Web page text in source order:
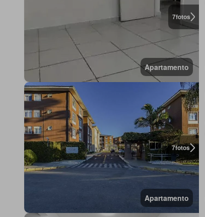
7fotos
Apartamento
7fotos
Apartamento